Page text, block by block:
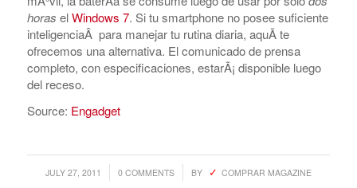
horas elWindows 7. Si tu smartphone no posee suficiente
inteligenciaÂ para manejar tu rutina diaria, aquÃ­ te
ofrecemos una alternativa. El comunicado de prensa
completo, con especificaciones, estarÃ¡ disponible luego
del receso.
Source: Engadget
JULY 27, 2011
/ 0 COMMENTS
/ BY COMPRAR MAGAZINE